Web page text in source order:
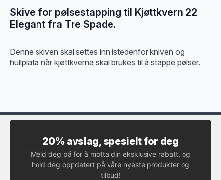
Skive for pølsestapping til Kjøttkvern 22
Elegant fra Tre Spade.
Denne skiven skal settes inn istedenfor kniven og
hullplata når kjøttkverna skal brukes til å stappe pølser.
20% avslag, spesielt for deg
Meld deg på for å motta din eksklusive rabatt, og
hold deg oppdatert på våre nyeste produkter og
tilbud!